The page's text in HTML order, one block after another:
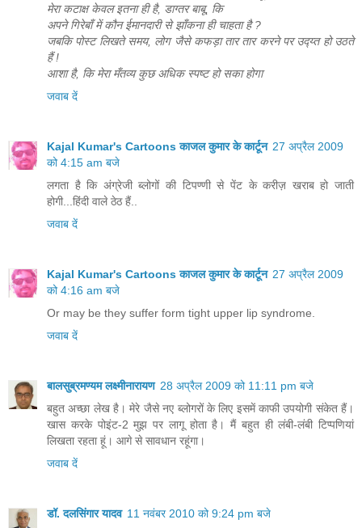
मेरा कटाक्ष केवल इतना ही है, डाग्तर बाबू, कि
अपने गिरेबाँ में कौन ईमानदारी से झाँकना ही चाहता है ?
जबकि पोस्ट लिखते समय, लोग जैसे कफड़ा तार तार करने पर उद्य्त हो उठते
हैं !
आशा है, कि मेरा मँतव्य कुछ अधिक स्पष्ट हो सका होगा
जवाब दें
Kajal Kumar's Cartoons काजल कुमार के कार्टून 27 अप्रैल 2009
को 4:15 am बजे
लगता है कि अंग्रेजी ब्लोगों की टिपण्णी से पेंट के करीज़ खराब हो जाती
होगी...हिंदी वाले ठेठ हैं..
जवाब दें
Kajal Kumar's Cartoons काजल कुमार के कार्टून 27 अप्रैल 2009
को 4:16 am बजे
Or may be they suffer form tight upper lip syndrome.
जवाब दें
बालसुब्रमण्यम लक्ष्मीनारायण 28 अप्रैल 2009 को 11:11 pm बजे
बहुत अच्छा लेख है। मेरे जैसे नए ब्लोगरों के लिए इसमें काफी उपयोगी संकेत हैं।
खास करके पोइंट-2 मुझ पर लागू होता है। मैं बहुत ही लंबी-लंबी टिप्पणियां
लिखता रहता हूं। आगे से सावधान रहूंगा।
जवाब दें
डॉ. दलसिंगार यादव 11 नवंबर 2010 को 9:24 pm बजे